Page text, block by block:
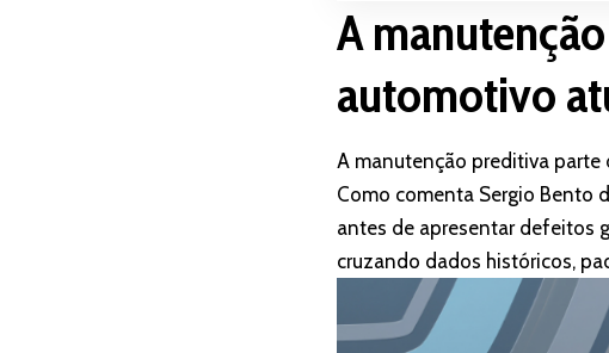
A
automotivo
A manutenção preditiva
Como comenta Sergio Bento
antes de apresentar defeitos
cruzando dados históricos,